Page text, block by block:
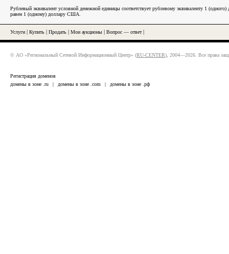
Рублевый эквивалент условной денежной единицы соответствует рублевому эквиваленту 1
равен 1 (одному) доллару США.
Услуги Купить Продать Мои аукционы Вопрос — ответ|
© АО «Региональный Сетевой Информационный Центр» (RU-CENTER), 2004—2026. Все права
Регистрация доменов
домены в зоне .ru
| домены в зоне .com | домены в зоне .рф